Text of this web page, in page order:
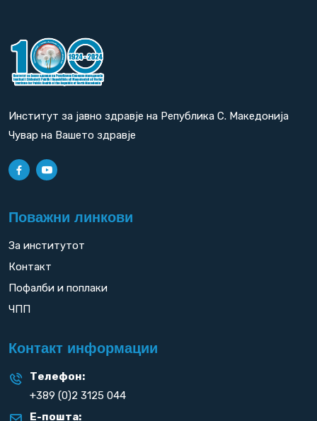
Институт за јавно здравје на Република С. Македонија
Чувар на Вашето здравје
Поважни линкови
За институтот
Контакт
Пофалби и поплаки
ЧПП
Контакт информации
Телефон:
+389 (0)2 3125 044
Е-пошта: